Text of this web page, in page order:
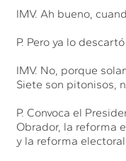
IMV. Ah bueno,
P. Pero ya lo
IMV. No, porque
Siete son pitonisos,
P. Convoca el
Obrador, la reforma
y la reforma